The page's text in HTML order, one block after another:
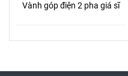
Vành góp điện 2 pha giá sĩ